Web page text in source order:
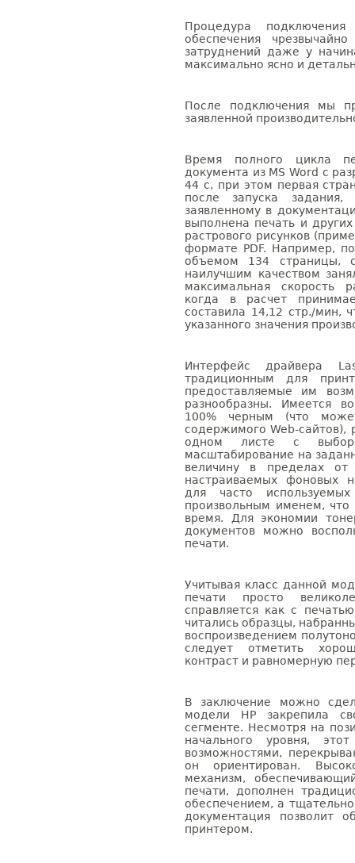
Процедура
обеспечения
затруднений даже у
максимально ясно и
После подключения мы
заявленной
Время полного цикла
документа из MS Word с
44 с, при этом первая
после запуска задания,
заявленному в
выполнена печать и
растрового рисунков
формате PDF. Например,
объемом 134 страницы,
наилучшим качеством
максимальная скорость
когда в расчет
составила 14,12 стр./мин,
указанного значения
Интерфейс драйвера
традиционным для
предоставляемые им
разнообразны. Имеется
100% черным (что
содержимого Web-
одном листе с
масштабирование на
величину в пределах
настраиваемых фоновых
для часто
произвольным именем, что
время. Для экономии
документов можно
печати.
Учитывая класс данной
печати просто
справляется как с
читались образцы,
воспроизведением
следует отметить
контраст и равномерную
В заключение можно
модели HP закрепила
сегменте. Несмотря на
начального уровня,
возможностями,
он ориентирован.
механизм,
печати, дополнен
обеспечением, а
документация позволит
принтером.